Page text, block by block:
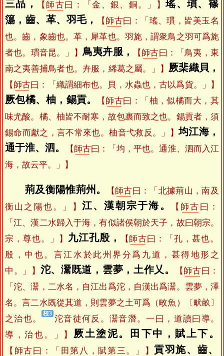
三品，
【 師古曰：「金、銀、銅。」】瑤、瑻、篠
簜，齒、革、羽毛，
【 師古曰：「瑤、瑻，皆美玉名
也。齒，象齒也。革，犀革也。羽旄，謂衆鳥之羽可爲旄
者也。瑻音昆。」】 鳥夷卉服， 【 師古曰：「鳥夷，東
南之夷善捕鳥者也。卉服，絺葛之屬。」】 厥棐織貝，
【 師古曰：「織謂細布也。貝，水蟲也，古以爲貨。」】
厥包橘、柚，錫貢。 【 師古曰：「柚，似橘而大，其
味尤酸。橘、柚皆不耐寒，故包裹而致之也。錫貢者，須
錫命而獻之，言不常來也。柚音弋救反。」】均江海，
通于淮、泗。
【 師古曰：「均，平也。通淮、泗而入江
海，故云平。」】
荊及衡陽惟荊州。 【 師古曰：「北據荊山，南及
衡山之陽也。」】 江、漢朝宗于海。 【 師古 曰：
「江、漢二水歸入于海，有似諸侯朝於天子，故曰朝宗。
宗，尊也。」】
九江孔殷， 【 師古曰：「孔，甚也。
殷，中也。言江水於此州界分爲九道，甚得地形之
中。」】 沱、灊既道，雲夢，土作乂。 【 師古曰：
「沱、灊，二水名，自江出爲沱，自漢出爲灊。雲夢，澤
名。言二水既從其道，則雲夢之土可爲（畋魚）〔畎畝〕
之治也。
沱音徒何反。灊音潛。一曰，道讀曰導。
導，治也。」】
厥土塗泥。田下中，賦上下。
【 師古曰：「田第八，賦第三。」】貢羽旄、齒、